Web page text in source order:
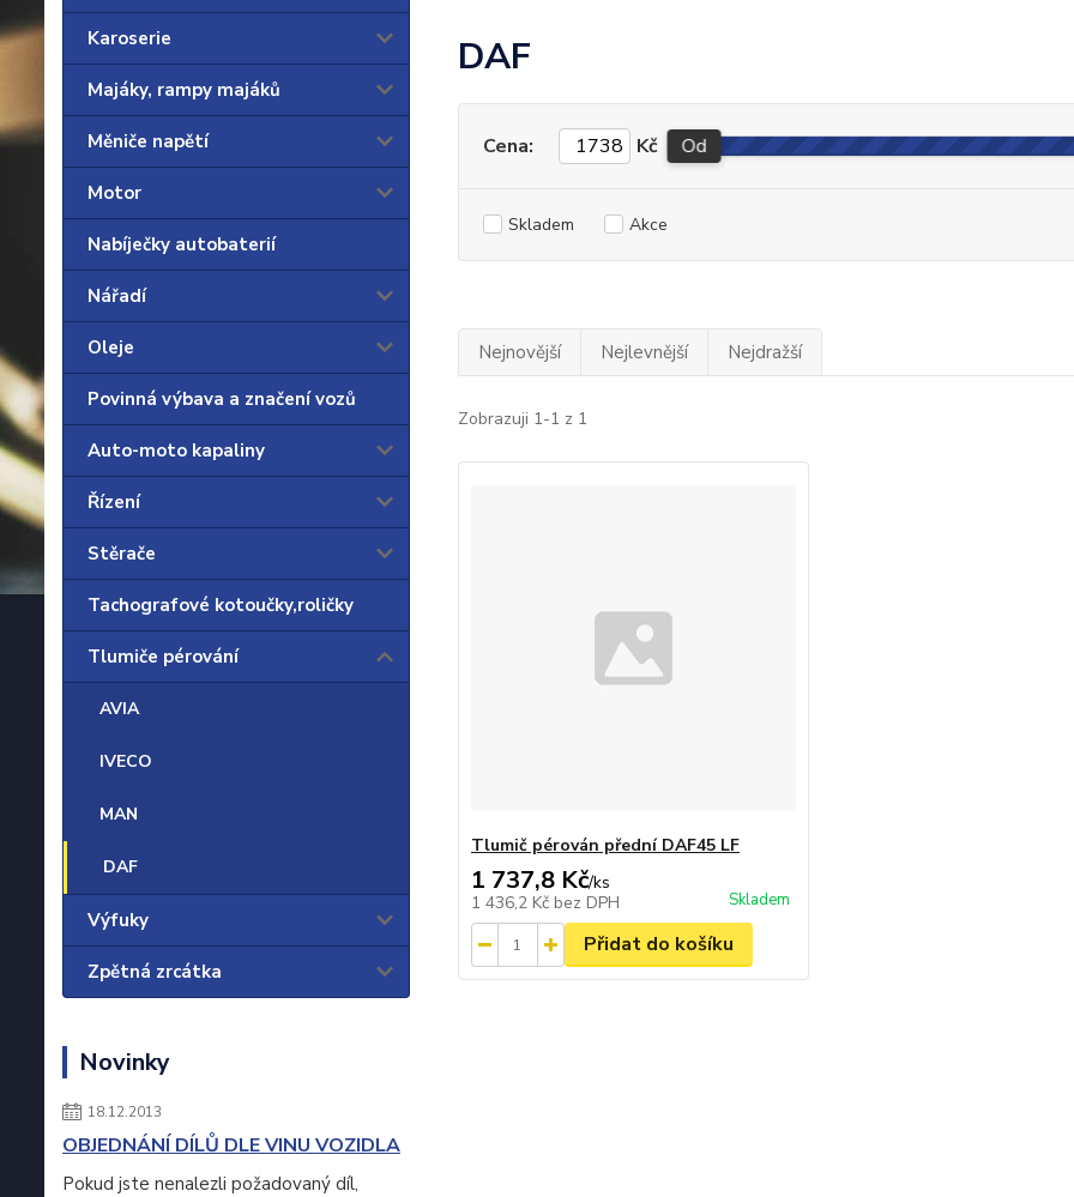
Karoserie
Majáky, rampy majáků
Měniče napětí
Motor
Nabíječky autobaterií
Nářadí
Oleje
Povinná výbava a značení vozů
Auto-moto kapaliny
Řízení
Stěrače
Tachografové kotoučky,roličky
Tlumiče pérování
AVIA
IVECO
MAN
DAF
Výfuky
Zpětná zrcátka
Novinky
18.12.2013
OBJEDNÁNÍ DÍLŮ DLE VINU VOZIDLA
Pokud jste nenalezli požadovaný díl,
DAF
Cena: Kč Od
Skladem Akce
Nejnovější Nejlevnější Nejdražší
Zobrazuji 1-1 z 1
Tlumič pérován přední DAF45 LF
1 737,8 Kč/ks
1 436,2 Kč bez DPH Skladem
Přidat do košíku